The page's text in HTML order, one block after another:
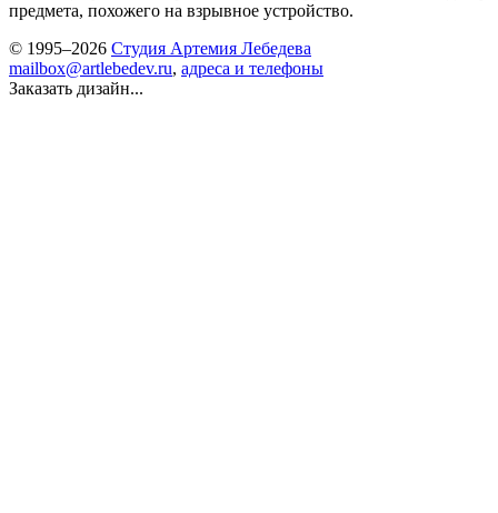
предмета, похожего на взрывное устройство.
© 1995–2026 Студия Артемия Лебедева
mailbox@artlebedev.ru, адреса и телефоны
Заказать дизайн...